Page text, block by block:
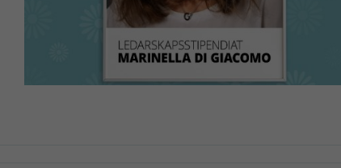
200 lärare samlades på Lärarnas sommarforum 2026